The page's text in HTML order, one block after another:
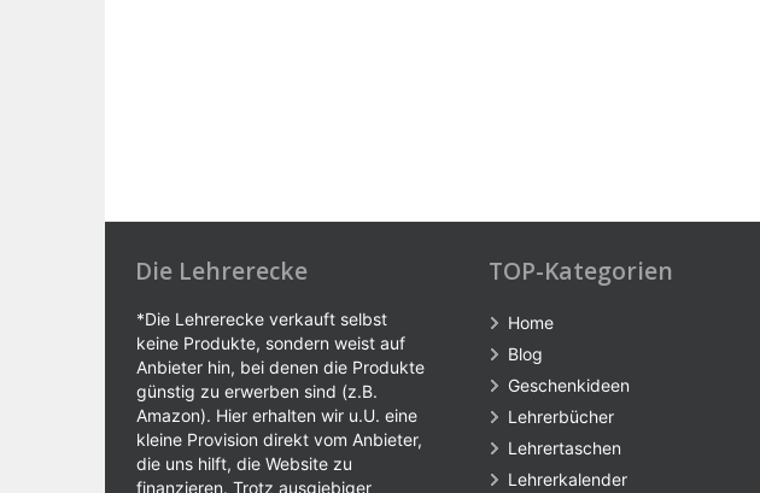
Die Lehrerecke
*Die Lehrerecke verkauft selbst
keine Produkte, sondern weist auf
Anbieter hin, bei denen die Produkte
günstig zu erwerben sind (z.B.
Amazon). Hier erhalten wir u.U. eine
kleine Provision direkt vom Anbieter,
die uns hilft, die Website zu
finanzieren. Trotz ausgiebiger
TOP-Kategorien
Home
Blog
Geschenkideen
Lehrerbücher
Lehrertaschen
Lehrerkalender